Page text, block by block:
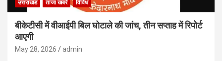
उत्तराखंड ताजा खबरें विविध
बीकेटीसी में वीआईपी बिल घोटाले की जांच, तीन सप्ताह में रिपोर्ट
आएगी
May 28, 2026 admin